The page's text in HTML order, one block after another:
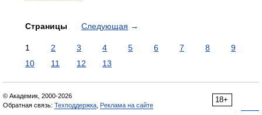
Страницы Следующая →
1 2 3 4 5 6 7 8
9
10
11 12 13
18+
© Академик, 2000-2026
Обратная связь: Техподдержка Реклама на сайте